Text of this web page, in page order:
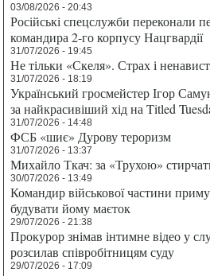
03/08/2026 - 20:43
Російські спецслужби переконали
командира 2-го корпусу Нацгвардії
31/07/2026 - 19:45
Не тільки «Скеля». Страх і
31/07/2026 - 18:19
Український гросмейстер Ігор
за найкрасивіший хід на Titled
31/07/2026 - 14:48
ФСБ «шиє» Дурову тероризм
31/07/2026 - 13:37
Михайло Ткач: за «Трухою»
30/07/2026 - 13:49
Командир військової частини
будувати йому маєток
29/07/2026 - 21:38
Прокурор знімав інтимне відео у
розсилав співробітницям суду
29/07/2026 - 17:09